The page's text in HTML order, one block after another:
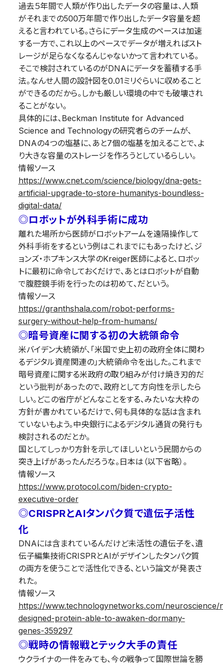
過去５年間で人類が作り出したデータの容量は、人類
がそれまでの500万年間で作り出したデータ容量を超
えると言われている。さらにデータ生成のペースは加速
する一方で、これ以上のペースでデータが増えればスト
レージが足らなくなるんじゃないかって言われている。
そこで検討されているのがDNAにデータを蓄積する手
法。なんせ人間の設計図を0.01ミリぐらいに収めること
ができるのだから。しかも厳しい環境の中でも破壊され
ることがない。
具体的には、Beckman Institute for Advanced
Science and Technologyの研究者らのチームが、
DNAの4つの塩基に、あと7個の塩基を加えることで、よ
り大きな容量のストレージを作ろうとしているらしい。
情報ソース
https://www.cnet.com/science/biology/dna-gets-
artificial-upgrade-to-store-humanitys-boundless-
digital-data/
◎ロボットが外科手術に成功
離れた場所から医師がロボットアームを遠隔操作して
外科手術をするという例はこれまでにもあったけど、ジ
ョンズ・ホプキンス大学のKreiger医師によると、ロボッ
トに最初に命令しておくだけで、あとはロボットが自動
で腹腔鏡手術を行ったのは初めて、だという。
情報ソース
https://granthshala.com/robot-performs-
surgery-without-help-from-humans/
◎暗号資産に関する初の大統領命令
米バイデン大統領が、「米国で史上初の政府全体に関わ
るデジタル資産関連の」大統領命令を出した。これまで
暗号資産に関する米政府の取り組みが付け焼き刃的だ
という批判があったので、政府として方向性を示したら
しい。どこの省庁がどんなことをする、みたいな大枠の
方針が書かれているだけで、何も具体的な話は含まれ
ていないもよう。中央銀行によるデジタル通貨の発行も
検討されるのだとか。
国としてしっかり方針を示してほしいという民間からの
突き上げがあったんだろうな。日本は（以下省略）。
情報ソース
https://www.protocol.com/biden-crypto-
executive-order
◎CRISPRとAIタンパク質で遺伝子活性
化
DNAには含まれているんだけど未活性の遺伝子を、遺
伝子編集技術CRISPRとAIがデザインしたタンパク質
の両方を使うことで活性化できる、という論文が発表さ
れた。
情報ソース
https://www.technologynetworks.com/neuroscience/
designed-protein-able-to-awaken-dormany-
genes-359297
◎戦時の情報戦とテック大手の責任
ウクライナの一件をみても、今の戦争って国際世論を勝